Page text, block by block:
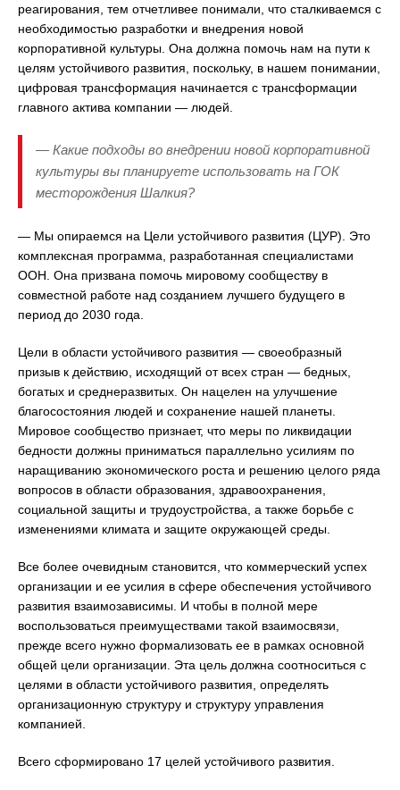
реагирования, тем отчетливее понимали, что сталкиваемся с
необходимостью разработки и внедрения новой
корпоративной культуры. Она должна помочь нам на пути к
целям устойчивого развития, поскольку, в нашем понимании,
цифровая трансформация начинается с трансформации
главного актива компании — людей.
— Какие подходы во внедрении новой корпоративной
культуры вы планируете использовать на ГОК
месторождения Шалкия?
— Мы опираемся на Цели устойчивого развития (ЦУР). Это
комплексная программа, разработанная специалистами
ООН. Она призвана помочь мировому сообществу в
совместной работе над созданием лучшего будущего в
период до 2030 года.
Цели в области устойчивого развития — своеобразный
призыв к действию, исходящий от всех стран — бедных,
богатых и среднеразвитых. Он нацелен на улучшение
благосостояния людей и сохранение нашей планеты.
Мировое сообщество признает, что меры по ликвидации
бедности должны приниматься параллельно усилиям по
наращиванию экономического роста и решению целого ряда
вопросов в области образования, здравоохранения,
социальной защиты и трудоустройства, а также борьбе с
изменениями климата и защите окружающей среды.
Все более очевидным становится, что коммерческий успех
организации и ее усилия в сфере обеспечения устойчивого
развития взаимозависимы. И чтобы в полной мере
воспользоваться преимуществами такой взаимосвязи,
прежде всего нужно формализовать ее в рамках основной
общей цели организации. Эта цель должна соотноситься с
целями в области устойчивого развития, определять
организационную структуру и структуру управления
компанией.
Всего сформировано 17 целей устойчивого развития.